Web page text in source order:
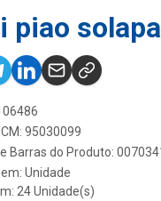
piao
95030099
Barras do Produto:
Unidade
24 Unidade(s)